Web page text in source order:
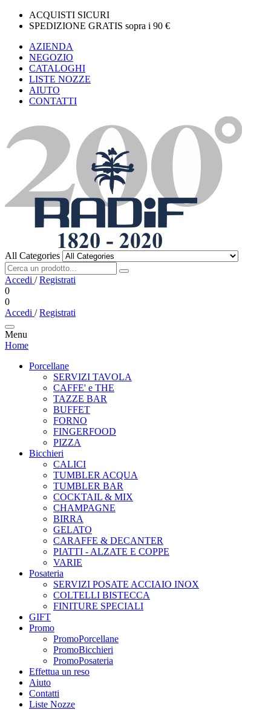
ACQUISTI SICURI
SPEDIZIONE GRATIS sopra i 90 €
AZIENDA
NEGOZIO
CATALOGHI
LISTE NOZZE
AIUTO
CONTATTI
All Categories
Accedi /Registrati
0
0
Accedi /Registrati
Menu
Home
Porcellane
SERVIZI TAVOLA
CAFFE' e THE
TAZZE BAR
BUFFET
FORNO
FINGERFOOD
PIZZA
Bicchieri
CALICI
TUMBLER ACQUA
TUMBLER BAR
COCKTAIL & MIX
CHAMPAGNE
BIRRA
GELATO
CARAFFE & DECANTER
PIATTI - ALZATE E COPPE
VARIE
Posateria
SERVIZI POSATE ACCIAIO INOX
COLTELLI BISTECCA
FINITURE SPECIALI
GIFT
Promo
PromoPorcellane
PromoBicchieri
PromoPosateria
Effettua un reso
Aiuto
Contatti
Liste Nozze